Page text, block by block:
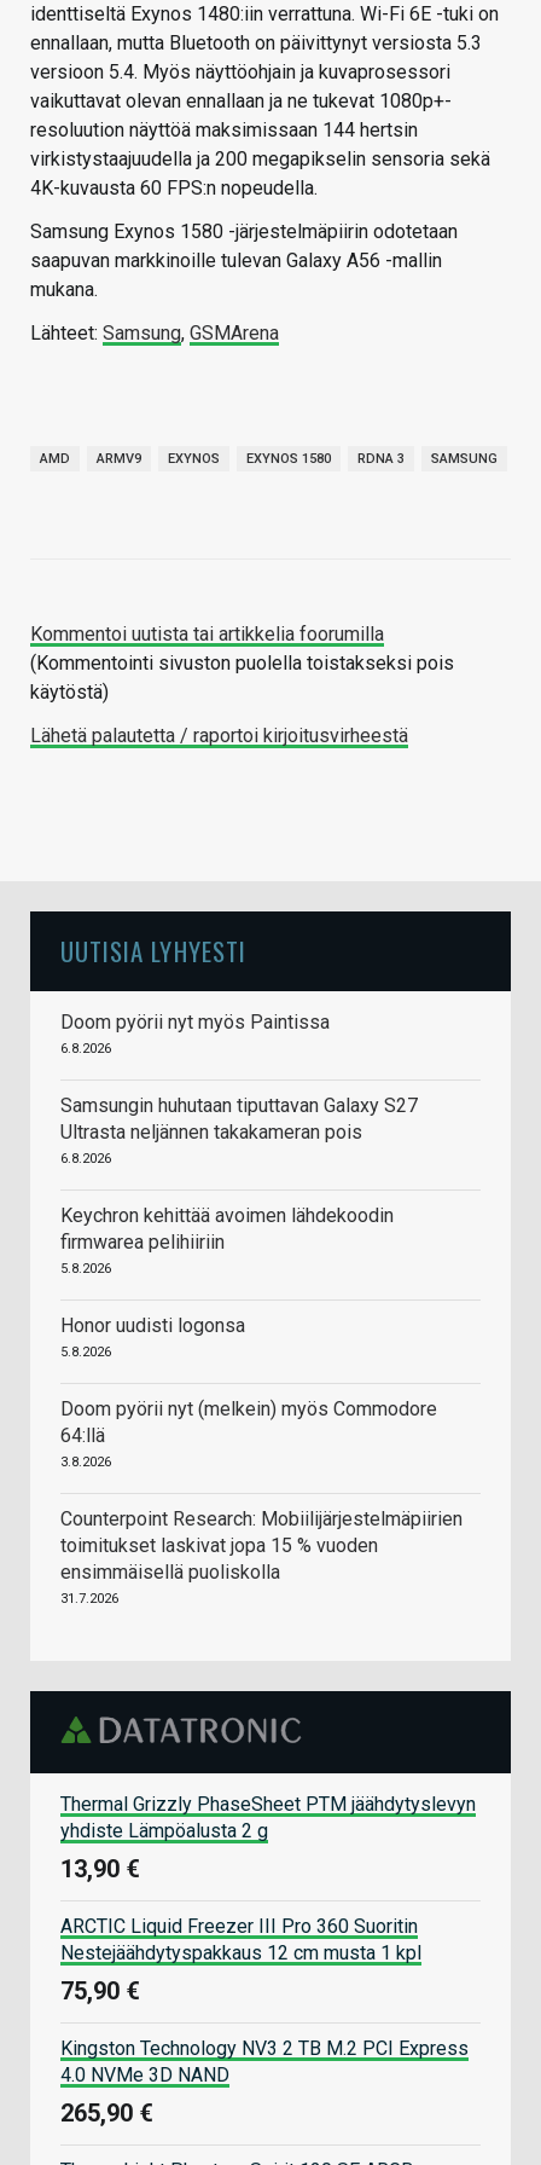
identtiseltä Exynos 1480:iin verrattuna. Wi-Fi 6E -tuki on
ennallaan, mutta Bluetooth on päivittynyt versiosta 5.3
versioon 5.4. Myös näyttöohjain ja kuvaprosessori
vaikuttavat olevan ennallaan ja ne tukevat 1080p+-
resoluution näyttöä maksimissaan 144 hertsin
virkistystaajuudella ja 200 megapikselin sensoria sekä
4K-kuvausta 60 FPS:n nopeudella.
Samsung Exynos 1580 -järjestelmäpiirin odotetaan
saapuvan markkinoille tulevan Galaxy A56 -mallin
mukana.
Lähteet: Samsung, GSMArena
AMD ARMV9 EXYNOS EXYNOS 1580 RDNA 3 SAMSUNG
Kommentoi uutista tai artikkelia foorumilla
(Kommentointi sivuston puolella toistakseksi pois
käytöstä)
Lähetä palautetta / raportoi kirjoitusvirheestä
UUTISIA LYHYESTI
Doom pyörii nyt myös Paintissa
6.8.2026
Samsungin huhutaan tiputtavan Galaxy S27
Ultrasta neljännen takakameran pois
6.8.2026
Keychron kehittää avoimen lähdekoodin
firmwarea pelihiiriin
5.8.2026
Honor uudisti logonsa
5.8.2026
Doom pyörii nyt (melkein) myös Commodore
64:llä
3.8.2026
Counterpoint Research: Mobiilijärjestelmäpiirien
toimitukset laskivat jopa 15 % vuoden
ensimmäisellä puoliskolla
31.7.2026
Thermal Grizzly PhaseSheet PTM jäähdytyslevyn
yhdiste Lämpöalusta 2 g
13,90 €
ARCTIC Liquid Freezer III Pro 360 Suoritin
Nestejäähdytyspakkaus 12 cm musta 1 kpl
75,90 €
Kingston Technology NV3 2 TB M.2 PCI Express
4.0 NVMe 3D NAND
265,90 €